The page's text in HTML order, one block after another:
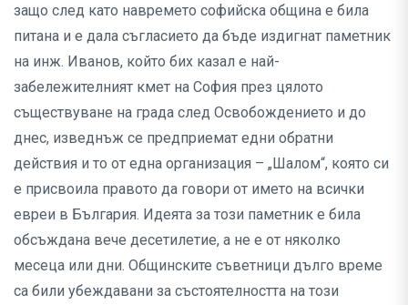
защо след като навремето софийска община е била
питана и е дала съгласието да бъде издигнат паметник
на инж. Иванов, който бих казал е най-
забележителният кмет на София през цялото
съществуване на града след Освобождението и до
днес, изведнъж се предприемат едни обратни
действия и то от една организация – „Шалом“, която си
е присвоила правото да говори от името на всички
евреи в България. Идеята за този паметник е била
обсъждана вече десетилетие, а не е от няколко
месеца или дни. Общинските съветници дълго време
са били убеждавани за състоятелността на този